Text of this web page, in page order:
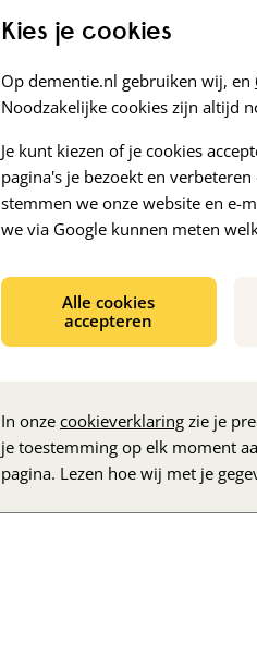
Kies je cookies
Op dementie.nl gebruiken wij, en
Noodzakelijke cookies zijn altijd
Je kunt kiezen of je cookies
pagina's je bezoekt en
stemmen we onze website en e-
we via Google kunnen meten
Alle cookies
accepteren
In onze cookieverklaring zie je
je toestemming op elk moment
pagina. Lezen hoe wij met je